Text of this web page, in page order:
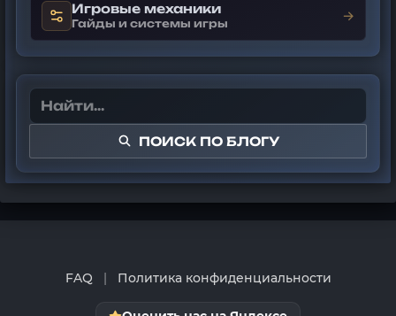
Игровые механики
Гайды и системы игры →
ПОИСК ПО БЛОГУ
FAQ | Политика конфиденциальности